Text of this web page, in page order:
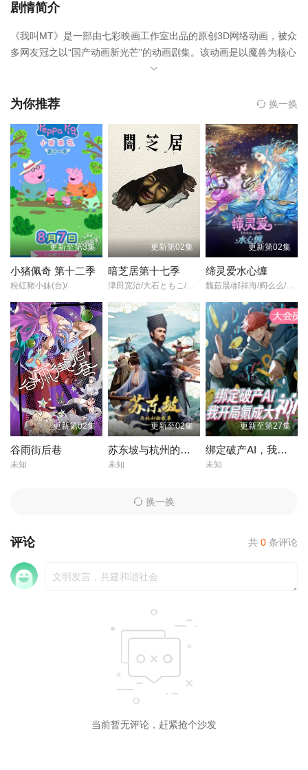
剧情简介
《我叫MT》是一部由七彩映画工作室出品的原创3D网络动画，被众
多网友冠之以“国产动画新光芒”的动画剧集。该动画是以魔兽为核心
的人气旺盛的同人网络动画，其原型是暴雪公司著名的网络游戏
物包括“核桃”、“奶茶超人”、“迷路了”等，清馨幽默的风格倍受魔兽
为你推荐 换一换
更新至第3集
小猪佩奇 第十二季
粉紅豬小妹(台)/
更新第02集
暗芝居第十七季
津田宽治/大石ともこ/土屋咲登子/篠田谅/白川礼/新纳敏正/三宅美羽/中村朱里/山根馅/五郎丸莉菜/花谷聪亮/拓也/翔司/
更新第02集
缔灵爱水心缠
魏茹晨/郝祥海/阎么么/陈张太康/关云月/楚越/闫夜桥/刘知否/林柏青/陆庚宜/图特哈蒙/金琪/
更新第02集
谷雨街后巷
未知
更新至02集
苏东坡与杭州的故事
未知
更新至第27集
绑定破产AI，我开局氪成大神 动态漫
未知
换一换
评论 共 0 条评论
当前暂无评论，赶紧抢个沙发